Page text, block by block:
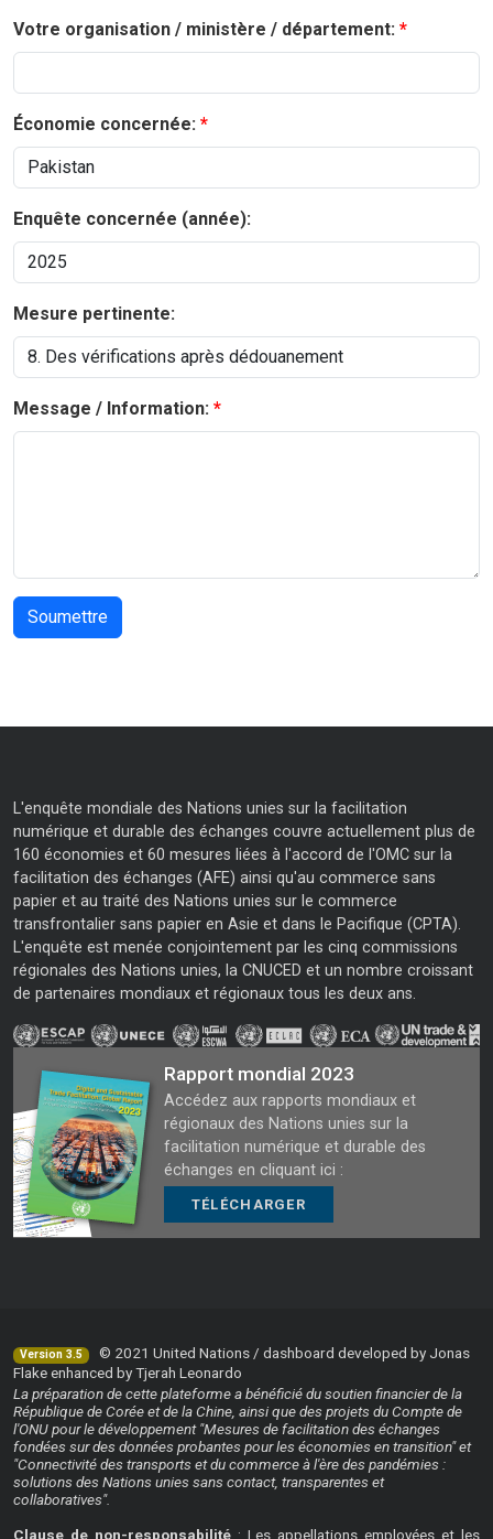
Votre organisation / ministère / département:
Économie concernée:
Enquête concernée (année):
Mesure pertinente:
Message / Information:
L'enquête mondiale des Nations unies sur la facilitation
numérique et durable des échanges couvre actuellement plus de
160 économies et 60 mesures liées à l'accord de l'OMC sur la
facilitation des échanges (AFE) ainsi qu'au commerce sans
papier et au traité des Nations unies sur le commerce
transfrontalier sans papier en Asie et dans le Pacifique (CPTA).
L'enquête est menée conjointement par les cinq commissions
régionales des Nations unies, la CNUCED et un nombre croissant
de partenaires mondiaux et régionaux tous les deux ans.
Rapport mondial 2023
Accédez aux rapports mondiaux et
régionaux des Nations unies sur la
facilitation numérique et durable des
échanges en cliquant ici :
TÉLÉCHARGER
Version 3.5
© 2021 United Nations / dashboard developed by Jonas
Flake enhanced by Tjerah Leonardo
La préparation de cette plateforme a bénéficié du soutien financier de la
République de Corée et de la Chine, ainsi que des projets du Compte de
l'ONU pour le développement "Mesures de facilitation des échanges
fondées sur des données probantes pour les économies en transition" et
"Connectivité des transports et du commerce à l'ère des pandémies :
solutions des Nations unies sans contact, transparentes et
collaboratives".
Clause de non-responsabilité : Les appellations employées et les